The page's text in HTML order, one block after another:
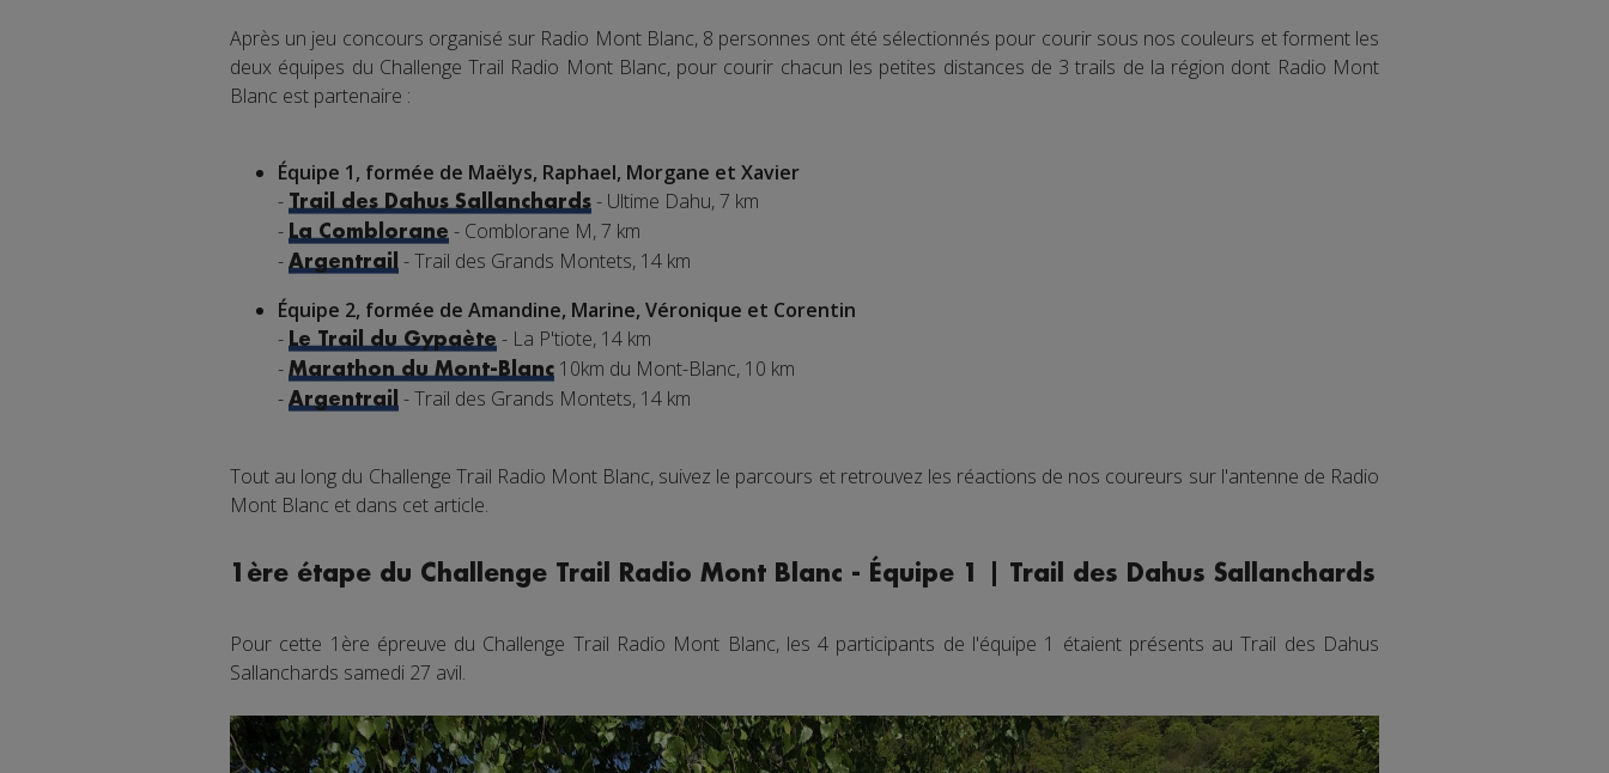
Après un jeu concours organisé sur Radio Mont Blanc, 8 personnes ont été sélectionnés pour courir sous nos couleurs et forment les
deux équipes du Challenge Trail Radio Mont Blanc, pour courir chacun les petites distances de 3 trails de la région dont Radio Mont
Blanc est partenaire :
Équipe 1, formée de Maëlys, Raphael, Morgane et Xavier
- Trail des Dahus Sallanchards - Ultime Dahu, 7 km
- La Comblorane - Comblorane M, 7 km
- Argentrail
- Trail des Grands Montets, 14 km
Équipe 2, formée de Amandine, Marine, Véronique et Corentin
- Le Trail du Gypaète - La P'tiote, 14 km
- Marathon du Mont-Blanc 10km du Mont-Blanc, 10 km
- Argentrail - Trail des Grands Montets, 14 km
Tout au long du Challenge Trail Radio Mont Blanc, suivez le parcours et retrouvez les réactions de nos coureurs sur l'antenne de Radio
Mont Blanc et dans cet article.
1ère étape du Challenge Trail Radio Mont Blanc - Équipe 1 | Trail des Dahus Sallanchards
Pour cette 1ère épreuve du Challenge Trail Radio Mont Blanc, les 4 participants de l'équipe 1 étaient présents au Trail des Dahus
Sallanchards samedi 27 avil.